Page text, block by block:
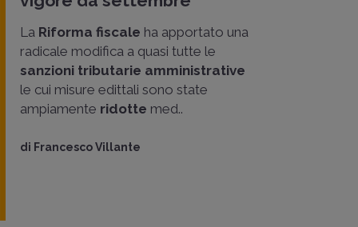
La Riforma fiscale ha apportato una
radicale modifica a quasi tutte le
sanzioni tributarie amministrative
le cui misure edittali sono state
ampiamente ridotte med..
di Francesco Villante